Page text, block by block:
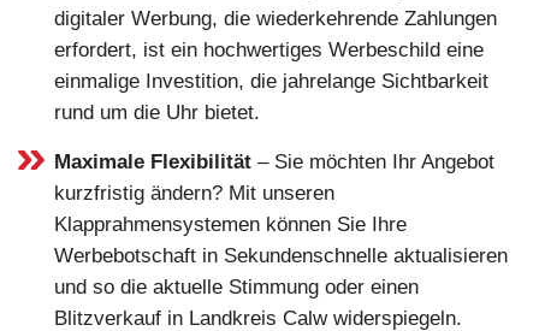
digitaler Werbung, die wiederkehrende Zahlungen
erfordert, ist ein hochwertiges Werbeschild eine
einmalige Investition, die jahrelange Sichtbarkeit
rund um die Uhr bietet.
Maximale Flexibilität – Sie möchten Ihr Angebot
kurzfristig ändern? Mit unseren
Klapprahmensystemen können Sie Ihre
Werbebotschaft in Sekundenschnelle aktualisieren
und so die aktuelle Stimmung oder einen
Blitzverkauf in Landkreis Calw widerspiegeln.